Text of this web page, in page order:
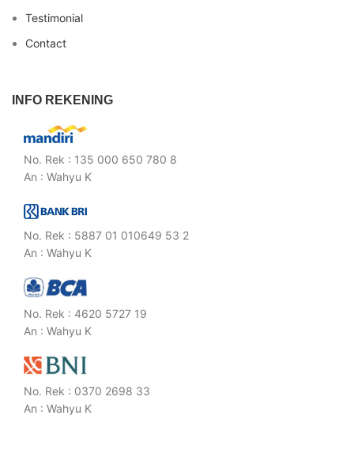
Testimonial
Contact
INFO REKENING
No. Rek : 135 000 650 780 8
An : Wahyu K
No. Rek : 5887 01 010649 53 2
An : Wahyu K
No. Rek : 4620 5727 19
An : Wahyu K
No. Rek : 0370 2698 33
An : Wahyu K